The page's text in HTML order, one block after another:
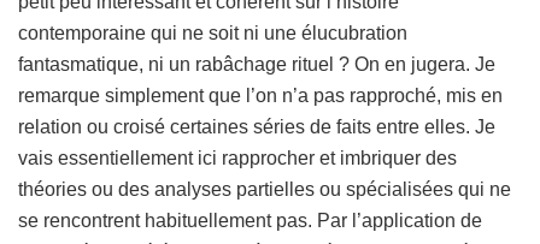
contemporaine qui ne soit ni une élucubration
fantasmatique, ni un rabâchage rituel ? On en jugera. Je
remarque simplement que l’on n’a pas rapproché, mis en
relation ou croisé certaines séries de faits entre elles. Je
vais essentiellement ici rapprocher et imbriquer des
théories ou des analyses partielles ou spécialisées qui ne
se rencontrent habituellement pas. Par l’application de